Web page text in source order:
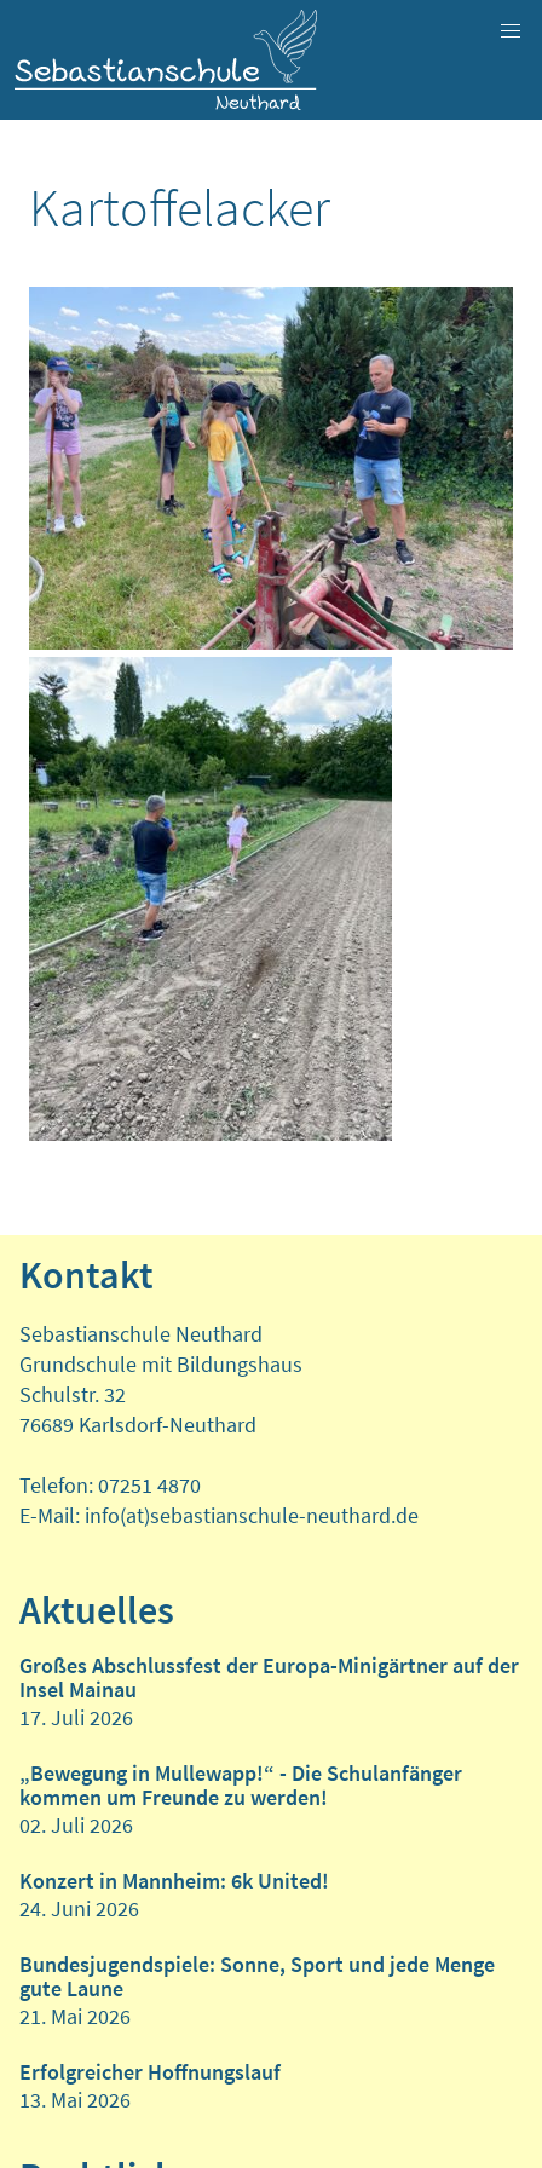
Kartoffelacker
Kontakt
Sebastianschule Neuthard
Grundschule mit Bildungshaus
Schulstr. 32
76689 Karlsdorf-Neuthard
Telefon: 07251 4870
E-Mail: info(at)sebastianschule-neuthard.de
Aktuelles
Großes Abschlussfest der Europa-Minigärtner auf der
Insel Mainau
17. Juli 2026
„Bewegung in Mullewapp!“ - Die Schulanfänger
kommen um Freunde zu werden!
02. Juli 2026
Konzert in Mannheim: 6k United!
24. Juni 2026
Bundesjugendspiele: Sonne, Sport und jede Menge
gute Laune
21. Mai 2026
Erfolgreicher Hoffnungslauf
13. Mai 2026